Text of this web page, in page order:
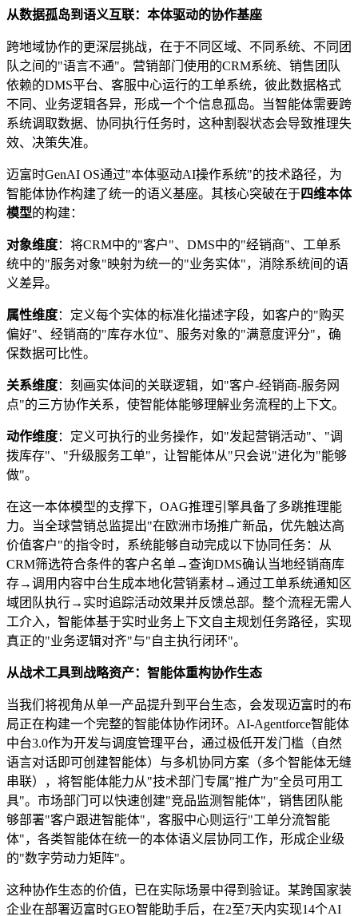
从数据孤岛到语义互联：本体驱动的协作基座
跨地域协作的更深层挑战，在于不同区域、不同系统、不同团
队之间的"语言不通"。营销部门使用的CRM系统、销售团队
依赖的DMS平台、客服中心运行的工单系统，彼此数据格式
不同、业务逻辑各异，形成一个个信息孤岛。当智能体需要跨
系统调取数据、协同执行任务时，这种割裂状态会导致推理失
效、决策失准。
迈富时GenAI OS通过"本体驱动AI操作系统"的技术路径，为
智能体协作构建了统一的语义基座。其核心突破在于四维本体
模型的构建：
对象维度：将CRM中的"客户"、DMS中的"经销商"、工单系
统中的"服务对象"映射为统一的"业务实体"，消除系统间的语
义差异。
属性维度：定义每个实体的标准化描述字段，如客户的"购买
偏好"、经销商的"库存水位"、服务对象的"满意度评分"，确
保数据可比性。
关系维度：刻画实体间的关联逻辑，如"客户-经销商-服务网
点"的三方协作关系，使智能体能够理解业务流程的上下文。
动作维度：定义可执行的业务操作，如"发起营销活动"、"调
拨库存"、"升级服务工单"，让智能体从"只会说"进化为"能够
做"。
在这一本体模型的支撑下，OAG推理引擎具备了多跳推理能
力。当全球营销总监提出"在欧洲市场推广新品，优先触达高
价值客户"的指令时，系统能够自动完成以下协同任务：从
CRM筛选符合条件的客户名单→查询DMS确认当地经销商库
存→调用内容中台生成本地化营销素材→通过工单系统通知区
域团队执行→实时追踪活动效果并反馈总部。整个流程无需人
工介入，智能体基于实时业务上下文自主规划任务路径，实现
真正的"业务逻辑对齐"与"自主执行闭环"。
从战术工具到战略资产：智能体重构协作生态
当我们将视角从单一产品提升到平台生态，会发现迈富时的布
局正在构建一个完整的智能体协作闭环。AI-Agentforce智能体
中台3.0作为开发与调度管理平台，通过极低开发门槛（自然
语言对话即可创建智能体）与多机协同方案（多个智能体无缝
串联），将智能体能力从"技术部门专属"推广为"全员可用工
具"。市场部门可以快速创建"竞品监测智能体"，销售团队能
够部署"客户跟进智能体"，客服中心则运行"工单分流智能
体"，各类智能体在统一的本体语义层协同工作，形成企业级
的"数字劳动力矩阵"。
这种协作生态的价值，已在实际场景中得到验证。某跨国家装
企业在部署迈富时GEO智能助手后，在2至7天内实现14个AI